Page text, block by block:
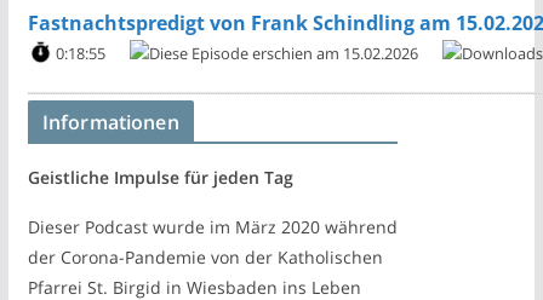
Fastnachtspredigt von Frank Schindling am
0:18:55 15.02.2026
Informationen
Geistliche Impulse für jeden Tag
Dieser Podcast wurde im März 2020 während
der Corona-Pandemie von der Katholischen
Pfarrei St. Birgid in Wiesbaden ins Leben